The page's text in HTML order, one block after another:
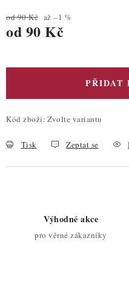
od 90 Kč až –1 %
od 90 Kč
PŘIDAT
Kód zboží: Zvolte variantu
Tisk Zeptat se
Výhodné akce
pro věrné zákazníky